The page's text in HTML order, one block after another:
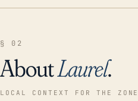
§ 02
AboutLaurel.
LOCAL CONTEXT FOR THE ZONE